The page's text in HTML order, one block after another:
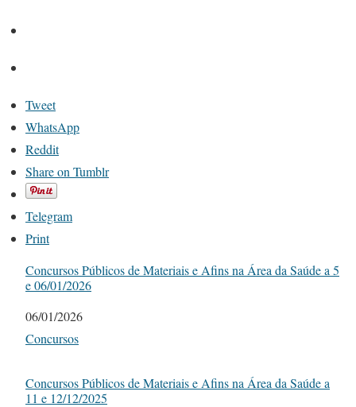
Tweet
WhatsApp
Reddit
Share on Tumblr
Telegram
Print
Concursos Públicos de Materiais e Afins na Área da Saúde a 5
e 06/01/2026
Date
06/01/2026
In relation to
Concursos
Concursos Públicos de Materiais e Afins na Área da Saúde a
11 e 12/12/2025